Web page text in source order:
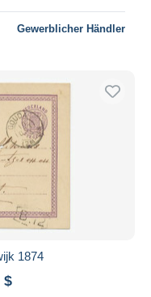
Gewerblicher Händler
1874
$